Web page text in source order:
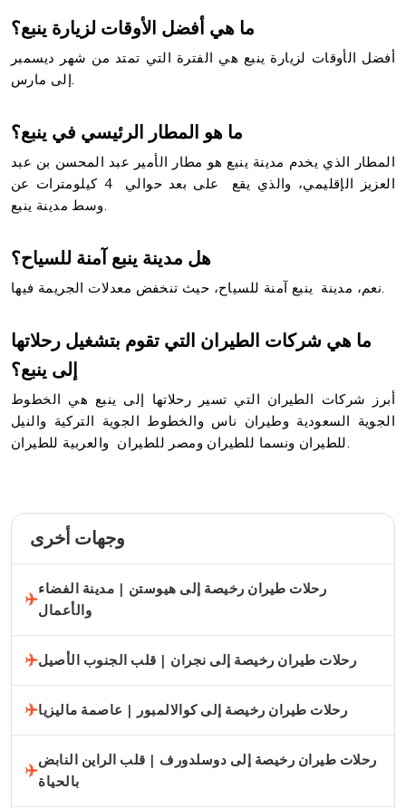
ما هي أفضل الأوقات لزيارة ينبع؟
أفضل الأوقات لزيارة ينبع هي الفترة التي تمتد من شهر ديسمبر
ما هو المطار الرئيسي في ينبع؟
المطار الذي يخدم مدينة ينبع هو مطار الأمير عبد المحسن بن عبد
العزيز الإقليمي، والذي يقع على بعد حوالي 4 كيلومترات عن
هل مدينة ينبع آمنة للسياح؟
ما هي شركات الطيران التي تقوم بتشغيل رحلاتها
إلى ينبع؟
أبرز شركات الطيران التي تسير رحلاتها إلى ينبع هي الخطوط
الجوية السعودية وطيران ناس والخطوط الجوية التركية والنيل
وجهات أخرى
رحلات طيران رخيصة إلى هيوستن | مدينة الفضاء
والأعمال
رحلات طيران رخيصة إلى نجران | قلب الجنوب الأصيل
رحلات طيران رخيصة إلى كوالالمبور | عاصمة ماليزيا
رحلات طيران رخيصة إلى دوسلدورف | قلب الراين النابض
بالحياة